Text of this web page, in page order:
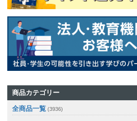
商品カテゴリー
全商品一覧 (3936)